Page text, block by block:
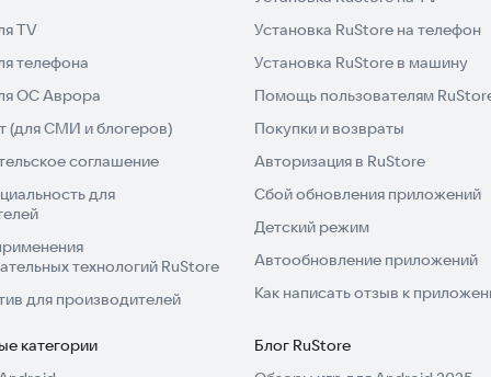
TV
телефона
ОС Аврора
(для СМИ и блогеров)
соглашение
для
технологий RuStore
для производителей
Установка RuStore на телефон
Установка RuStore в машину
Помощь пользователям
Покупки и возвраты
Авторизация в RuStore
Сбой обновления приложений
Детский режим
Автообновление приложений
Как написать отзыв к
категории
Блог RuStore